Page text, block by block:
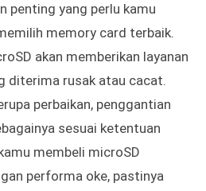
penting yang perlu kamu
memory card terbaik.
akan memberikan layanan
diterima rusak atau cacat.
perbaikan, penggantian
sesuai ketentuan
membeli microSD
performa oke, pastinya